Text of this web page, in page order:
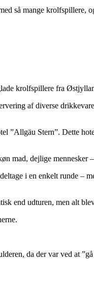
så mange krolfspillere,
krolfspillere fra
af diverse
”Allgäu Stern”. Dette
mad, dejlige mennesker
i en enkelt runde –
end udturen, men alt
da der var ved at ”gå